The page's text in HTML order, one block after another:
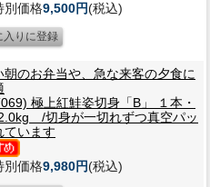
別価格9,500円(税込)
朝のお弁当や、急な来客の夕食に
極上紅鮭姿切身「B」 １本・
/切身が一切れずつ真空パッ
ています
別価格9,980円(税込)